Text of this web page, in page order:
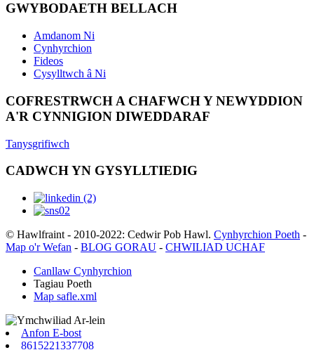
GWYBODAETH BELLACH
Amdanom Ni
Cynhyrchion
Fideos
Cysylltwch â Ni
COFRESTRWCH A CHAFWCH Y NEWYDDION
A'R CYNNIGION DIWEDDARAF
Tanysgrifiwch
CADWCH YN GYSYLLTIEDIG
© Hawlfraint - 2010-2022: Cedwir Pob Hawl. Cynhyrchion Poeth -
Map o'r Wefan - BLOG GORAU - CHWILIAD UCHAF
Canllaw Cynhyrchion
Tagiau Poeth
Map safle.xml
Anfon E-bost
8615221337708